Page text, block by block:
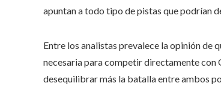
apuntan a todo tipo de pistas que podrían
Entre los analistas prevalece la opinión de
necesaria para competir directamente con
desequilibrar más la batalla entre ambos